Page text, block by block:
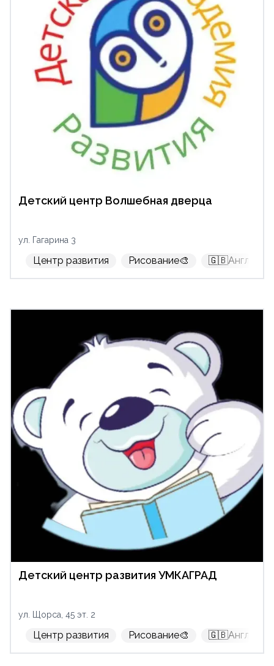
Детский центр Волшебная дверца
ул. Гагарина 3
Центр развития Рисование🎨
Детский центр развития УМКАГРАД
ул. Щорса, 45 эт. 2
Центр развития Рисование🎨